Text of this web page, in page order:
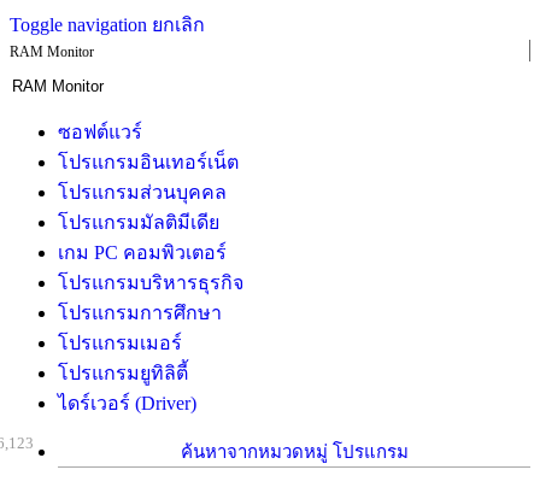
Toggle navigation ยกเลิก
RAM Monitor
ซอฟต์แวร์
โปรแกรมอินเทอร์เน็ต
โปรแกรมส่วนบุคคล
โปรแกรมมัลติมีเดีย
เกม PC คอมพิวเตอร์
โปรแกรมบริหารธุรกิจ
โปรแกรมการศึกษา
โปรแกรมเมอร์
โปรแกรมยูทิลิตี้
ไดร์เวอร์ (Driver)
ค้นหาจากหมวดหมู่ โปรแกรม